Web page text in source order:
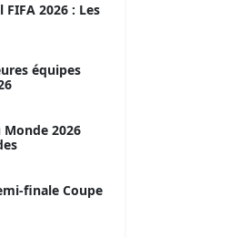
2026 : Les
équipes
2026
finale Coupe